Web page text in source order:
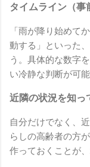
タイムライン（事
「雨が降り始めて
動する」といった
う。具体的な数字
い冷静な判断が可能
近隣の状況を知っ
自分だけでなく、
らしの高齢者の方
作っておくことが